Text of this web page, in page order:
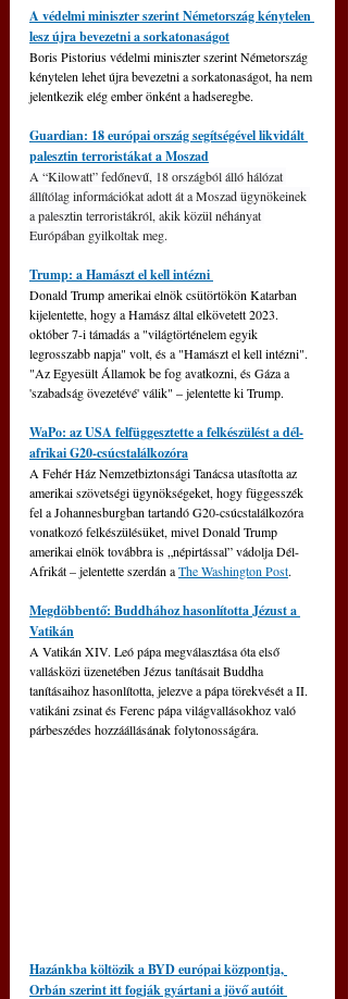
A védelmi miniszter szerint Németország kénytelen
lesz újra bevezetni a sorkatonaságot
Boris Pistorius védelmi miniszter szerint Németország
kénytelen lehet újra bevezetni a sorkatonaságot, ha nem
jelentkezik elég ember önként a hadseregbe.
Guardian: 18 európai ország segítségével likvidált
palesztin terroristákat a Moszad
A “Kilowatt” fedőnevű, 18 országból álló hálózat
állítólag információkat adott át a Moszad ügynökeinek
a palesztin terroristákról, akik közül néhányat
Európában gyilkoltak meg.
Trump: a Hamászt el kell intézni
Donald Trump amerikai elnök csütörtökön Katarban
kijelentette, hogy a Hamász által elkövetett 2023.
október 7-i támadás a "világtörténelem egyik
legrosszabb napja" volt, és a "Hamászt el kell intézni".
"Az Egyesült Államok be fog avatkozni, és Gáza a
'szabadság övezetévé' válik" ‒ jelentette ki Trump.
WaPo: az USA felfüggesztette a felkészülést a dél-
afrikai G20-csúcstalálkozóra
A Fehér Ház Nemzetbiztonsági Tanácsa utasította az
amerikai szövetségi ügynökségeket, hogy függesszék
fel a Johannesburgban tartandó G20-csúcstalálkozóra
vonatkozó felkészülésüket, mivel Donald Trump
amerikai elnök továbbra is „népirtással” vádolja Dél-
Afrikát – jelentette szerdán a The Washington Post.
Megdöbbentő: Buddhához hasonlította Jézust a
Vatikán
A Vatikán XIV. Leó pápa megválasztása óta első
vallásközi üzenetében Jézus tanításait Buddha
tanításaihoz hasonlította, jelezve a pápa törekvését a II.
vatikáni zsinat és Ferenc pápa világvallásokhoz való
párbeszédes hozzáállásának folytonosságára.
Hazánkba költözik a BYD európai központja,
Orbán szerint itt fogják gyártani a jövő autóit